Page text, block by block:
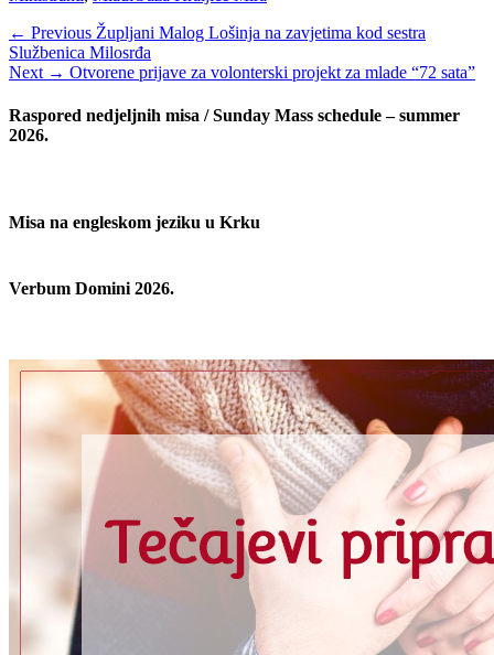
Navigacija
objava
← Previous Previous
post:
Župljani Malog Lošinja na zavjetima kod sestra
Službenica Milosrđa
Next → Next
Otvorene prijave za volonterski projekt za mlade “72 sata”
Raspored nedjeljnih misa / Sunday Mass schedule – summer
2026.
Misa na engleskom jeziku u Krku
Verbum Domini 2026.